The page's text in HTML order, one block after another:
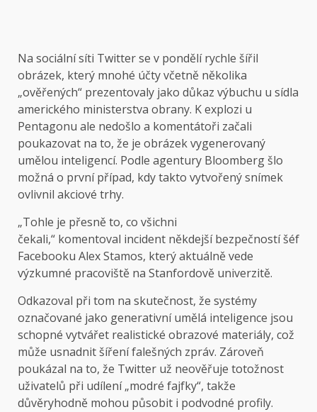
Na sociální síti Twitter se v pondělí rychle šířil
obrázek, který mnohé účty včetně několika
„ověřených“ prezentovaly jako důkaz výbuchu u sídla
amerického ministerstva obrany. K explozi u
Pentagonu ale nedošlo a komentátoři začali
poukazovat na to, že je obrázek vygenerovaný
umělou inteligencí. Podle agentury Bloomberg šlo
možná o první případ, kdy takto vytvořený snímek
ovlivnil akciové trhy.
„Tohle je přesně to, co všichni
čekali,“ komentoval incident někdejší bezpečností šéf
Facebooku Alex Stamos, který aktuálně vede
výzkumné pracoviště na Stanfordově univerzitě.
Odkazoval při tom na skutečnost, že systémy
označované jako generativní umělá inteligence jsou
schopné vytvářet realistické obrazové materiály, což
může usnadnit šíření falešných zpráv. Zároveň
poukázal na to, že Twitter už neověřuje totožnost
uživatelů při udílení „modré fajfky“, takže
důvěryhodně mohou působit i podvodné profily.